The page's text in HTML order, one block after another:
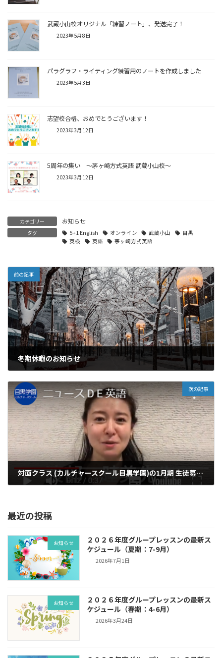
武蔵小山校オリジナル「練習ノート」、発送完了！
2023年5月8日
パラグラフ・ライティング練習用のノートを作成しました
2023年5月3日
志望校合格、おめでとうございます！
2023年3月12日
5周年の集い ～茅ヶ崎方式英語 武蔵小山校～
2023年3月12日
カテゴリー お知らせ
タグ 5+1 English オンライン 武蔵小山
目黒
英検
英語 茅ヶ崎方式英語
前の記事
冬期休暇のお知らせ
次の記事
対面クラス (カルチャースクール目黒学園)の1月期 生徒募集中です
最近の投稿
お知らせ
２０２６年度グループレッスンの最新ス
ケジュール（夏期：7-9月）
2026年7月1日
お知らせ
２０２６年度グループレッスンの最新ス
ケジュール（春期：4-6月）
2026年3月24日